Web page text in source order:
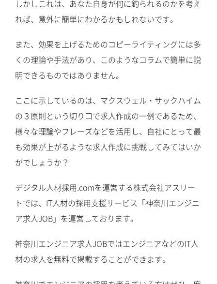
しかしこれは、あなた自身が何に釣られるのかを考え
れば、意外に簡単にわかるかもしれないです。
また、効果を上げるためのコピーライティングには多
くの理論や手法があり、このようなコラムで簡単に説
明できるものではありません。
ここに示しているのは、マクスウェル・サックハイム
の３原則という切り口で求人作成の一例であるため、
様々な理論やフレーズなどを活用し、自社にとって最
も効果が上がるような求人作成に挑戦してみてはいか
がでしょうか？
デジタル人材採用.comを運営する株式会社アスリー
トでは、IT人材の採用支援サービス「神奈川エンジニ
ア求人JOB」を運営しております。
神奈川エンジニア求人JOBではエンジニアなどのIT人
材の求人を無料で掲載することができます。